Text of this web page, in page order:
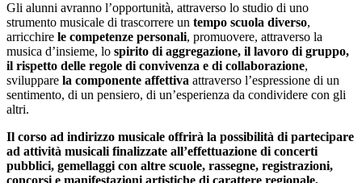
Gli alunni avranno l’opportunità, attraverso lo studio di uno
strumento musicale di trascorrere un tempo scuola diverso,
arricchire le competenze personali, promuovere, attraverso la
musica d’insieme, lo spirito di aggregazione, il lavoro di gruppo,
il rispetto delle regole di convivenza e di collaborazione,
sviluppare la componente affettiva attraverso l’espressione di un
sentimento, di un pensiero, di un’esperienza da condividere con gli
altri.
Il corso ad indirizzo musicale offrirà la possibilità di partecipare
ad attività musicali finalizzate all’effettuazione di concerti
pubblici, gemellaggi con altre scuole, rassegne, registrazioni,